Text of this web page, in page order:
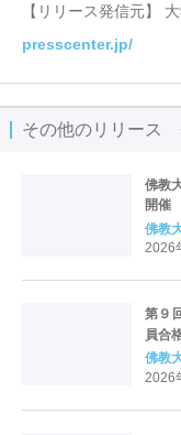
【リリース発信元】
presscenter.jp/
その他のリリース
佛教
開催
佛教
2026
第９
員合
佛教
2026